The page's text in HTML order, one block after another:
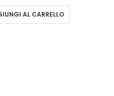
AL CARRELLO